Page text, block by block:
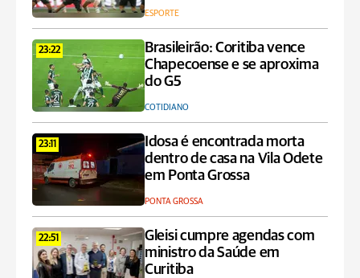
ESPORTE
23:22
Brasileirão: Coritiba vence
Chapecoense e se aproxima
do G5
COTIDIANO
23:11
Idosa é encontrada morta
dentro de casa na Vila Odete
em Ponta Grossa
PONTA GROSSA
22:51
Gleisi cumpre agendas com
ministro da Saúde em
Curitiba